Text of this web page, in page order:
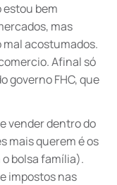
bem
mas
mal acostumados.
Afinal só
governo FHC, que
vender dentro do
mais querem é os
bolsa família).
impostos nas